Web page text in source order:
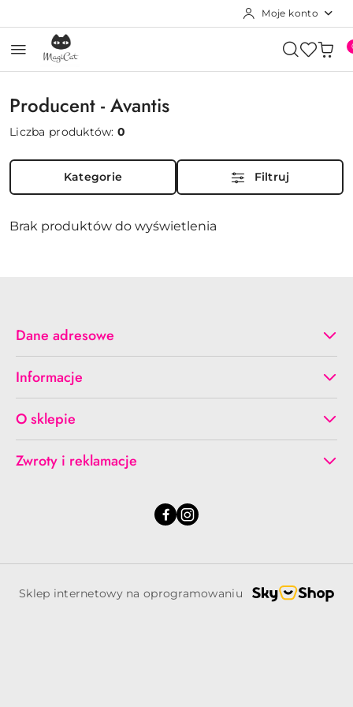
Moje konto
Producent - Avantis
Liczba produktów:0
Kategorie Filtruj
Brak produktów do wyświetlenia
Dane adresowe
Informacje
O sklepie
Zwroty i reklamacje
Sklep internetowy na oprogramowaniu